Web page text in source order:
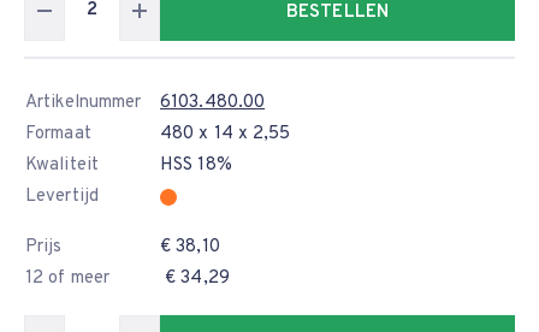
BESTELLEN
Artikelnummer
6103.480.00
Formaat
480 x 14 x 2,55
Kwaliteit
HSS 18%
Levertijd
Prijs
€ 38,10
12 of meer
€ 34,29